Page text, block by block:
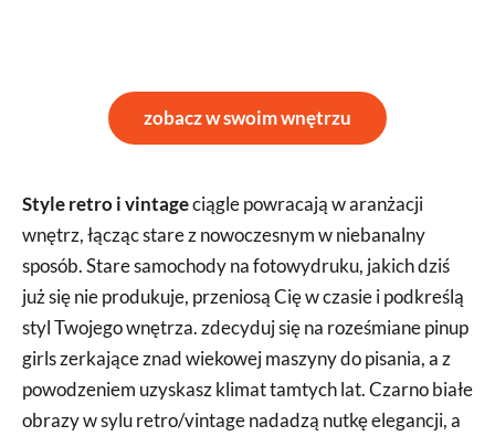
zobacz w swoim wnętrzu
Style retro i vintageciągle powracają w aranżacji
wnętrz, łącząc stare z nowoczesnym w niebanalny
sposób. Stare samochody na fotowydruku, jakich dziś
już się nie produkuje, przeniosą Cię w czasie i podkreślą
styl Twojego wnętrza. zdecyduj się na roześmiane pinup
girls zerkające znad wiekowej maszyny do pisania, a z
powodzeniem uzyskasz klimat tamtych lat. Czarno białe
obrazy w sylu retro/vintage nadadzą nutkę elegancji, a